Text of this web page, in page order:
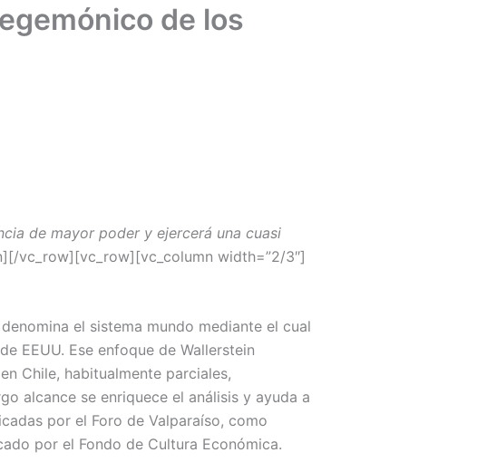
de los
de mayor poder y ejercerá una cuasi
vc_row][vc_row][vc_column width=”2/3″]
el sistema mundo mediante el cual
EEUU. Ese enfoque de Wallerstein
Chile, habitualmente parciales,
alcance se enriquece el análisis y ayuda a
por el Foro de Valparaíso, como
por el Fondo de Cultura Económica.